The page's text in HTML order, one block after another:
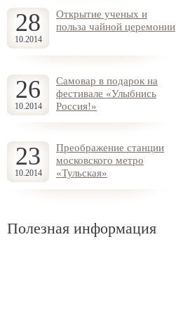
28
10.2014
Открытие ученых и
польза чайной церемонии
26
10.2014
Самовар в подарок на
фестивале «Улыбнись
Россия!»
23
10.2014
Преображение станции
московского метро
«Тульская»
Полезная информация